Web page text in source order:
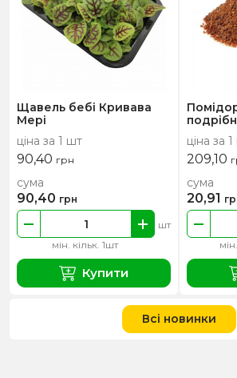
Щавель бебі Кривава
Мері
ціна за 1 шт
90,40 грн
мін. кільк. 1шт
шт
сума
90,40 грн
Купити
ціна за 1
209,10
сума
20,91
Всі новинки